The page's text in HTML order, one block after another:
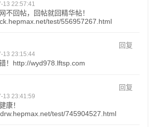
13 22:57:41
不回帖，回帖就回精华帖！
test/556957267.html
回复
13 23:15:44
！http://wyd978.lftsp.com
回复
13 23:41:59
康！
test/745904527.html